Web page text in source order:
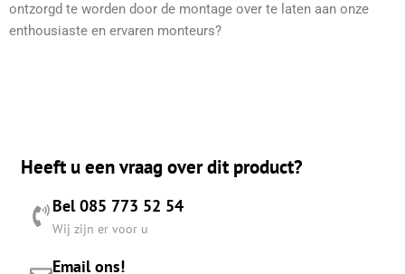
ontzorgd te worden door de montage over te laten aan onze
enthousiaste en ervaren monteurs?
Heeft u een vraag over dit product?
Bel 085 773 52 54
Wij zijn er voor u
Email ons!